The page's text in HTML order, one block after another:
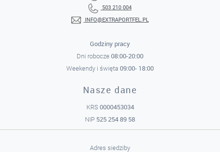
503 210 004
INFO@EXTRAPORTFEL.PL
Godziny pracy
Dni robocze 08:00-20:00
Weekendy i święta 09:00- 18:00
Nasze dane
KRS 0000453034
NIP 525 254 89 58
Adres siedziby